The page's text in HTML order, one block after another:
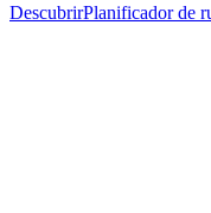
DescubrirPlanificador de